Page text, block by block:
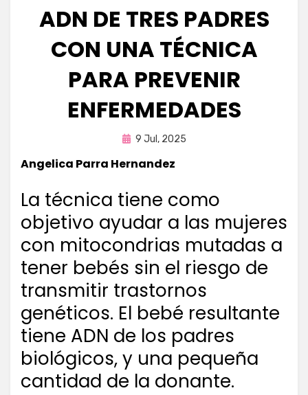
ADN DE TRES PADRES
CON UNA TÉCNICA
PARA PREVENIR
ENFERMEDADES
porFernando Miranda Servín
Publicada
9 Jul, 2025
Angelica Parra Hernandez
La técnica tiene como
objetivo ayudar a las mujeres
con mitocondrias mutadas a
tener bebés sin el riesgo de
transmitir trastornos
genéticos. El bebé resultante
tiene ADN de los padres
biológicos, y una pequeña
cantidad de la donante.